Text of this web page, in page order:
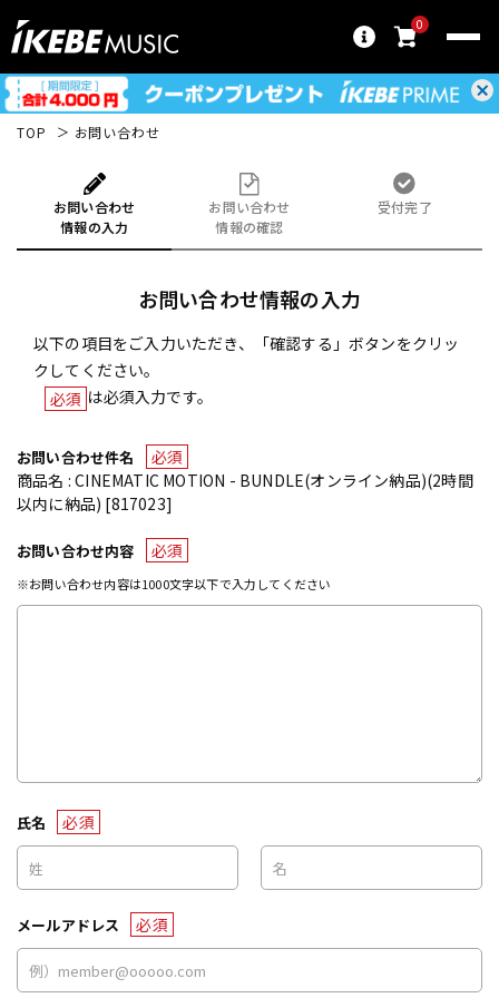
0
TOP お問い合わせ
お問い合わせ
情報の入力
お問い合わせ
情報の確認
受付完了
お問い合わせ情報の入力
以下の項目をご入力いただき、「確認する」ボタンをクリッ
クしてください。
必須 は必須入力です。
お問い合わせ件名
必須
商品名 : CINEMATIC MOTION - BUNDLE(オンライン納品)(2時間
以内に納品) [817023]
お問い合わせ内容 必須
※お問い合わせ内容は1000文字以下で入力してください
氏名 必須
メールアドレス 必須